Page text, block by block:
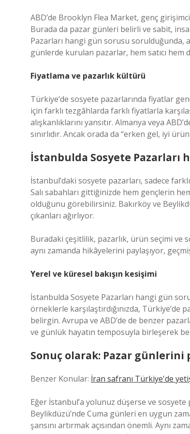
ABD’de Brooklyn Flea Market, genç
Burada da pazar günleri belirli ve sabit,
Pazarları hangi gün sorusu sorulduğunda,
günlerde kurulan pazarlar, hem satıcı hem
Fiyatlama ve pazarlık kültürü
Türkiye’de sosyete pazarlarında fiyatlar
için farklı tezgâhlarda farklı fiyatlarla
alışkanlıklarını yansıtır. Almanya veya
sınırlıdır. Ancak orada da “erken gel, iyi
İstanbulda Sosyete Pazarları
İstanbul’daki sosyete pazarları, sadece
Salı sabahları gittiğinizde hem gençlerin
olduğunu görebilirsiniz. Bakırköy ve
çıkanları ağırlıyor.
Buradaki çeşitlilik, pazarlık, ürün seçimi ve
aynı zamanda hikâyelerini paylaşıyor,
Yerel ve küresel bakışın kesişimi
İstanbulda Sosyete Pazarları hangi gün
örneklerle karşılaştırdığınızda,
belirgin. Avrupa ve ABD’de de benzer
ve günlük hayatın temposuyla birleşerek
Sonuç olarak: Pazar günlerini
Benzer Konular: İran safranı Türkiye'de
Eğer İstanbul’a yolunuz düşerse ve sosyete
Beylikdüzü’nde Cuma günleri en uygun
şansını artırmak açısından önemli. Aynı